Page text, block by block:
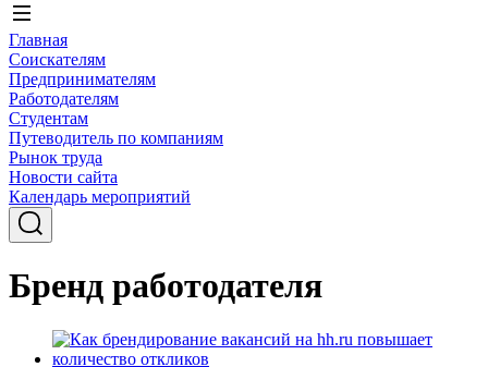
Главная
Соискателям
Предпринимателям
Работодателям
Студентам
Путеводитель по компаниям
Рынок труда
Новости сайта
Календарь мероприятий
Бренд работодателя